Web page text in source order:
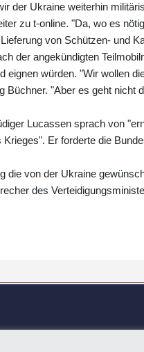
der Ukraine weiterhin
zu t-online. "Da, wo es
von Schützen- und
der angekündigten
eignen würden. "Wir wollen
Büchner. "Aber es geht nicht
Lucassen sprach von
Er forderte die
die von der Ukraine
des